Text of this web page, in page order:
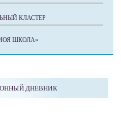
КЛАСТЕР
ШКОЛА»
ДНЕВНИК